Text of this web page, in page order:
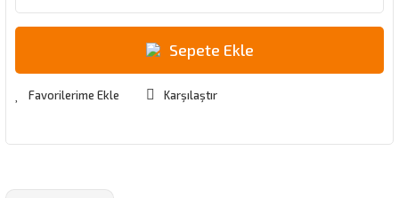
Sepete Ekle
Karşılaştır